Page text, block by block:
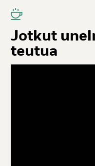
Jot­kut
teu­tua